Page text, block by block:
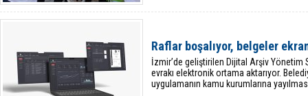
Raflar boşalıyor, belgeler
İzmir’de geliştirilen Dijital Arşiv
evrakı elektronik ortama aktarıyor.
uygulamanın kamu kurumlarına